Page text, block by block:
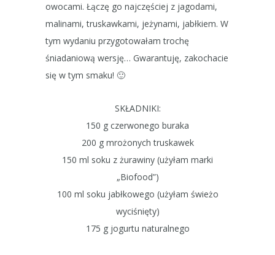
owocami. Łączę go najczęściej z jagodami,
malinami, truskawkami, jeżynami, jabłkiem. W
tym wydaniu przygotowałam trochę
śniadaniową wersję… Gwarantuję, zakochacie
się w tym smaku! 🙂
SKŁADNIKI:
150 g czerwonego buraka
200 g mrożonych truskawek
150 ml soku z żurawiny (użyłam marki
„Biofood”)
100 ml soku jabłkowego (użyłam świeżo
wyciśnięty)
175 g jogurtu naturalnego